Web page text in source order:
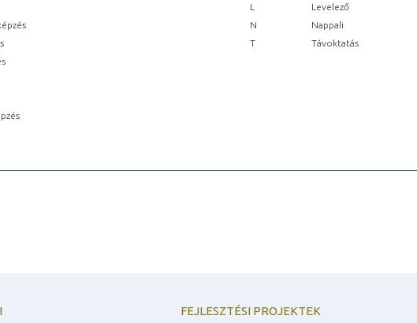
L
Levelező
N
Nappali
T
Távoktatás
FEJLESZTÉSI PROJEKTEK